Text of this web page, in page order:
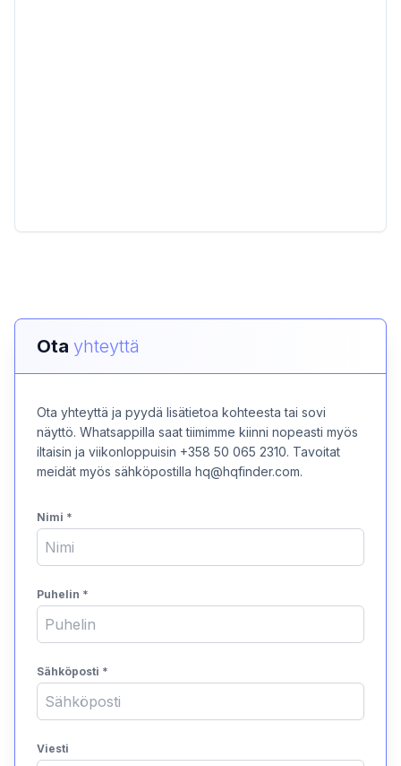
Ota yhteyttä
Ota yhteyttä ja pyydä lisätietoa kohteesta tai sovi
näyttö. Whatsappilla saat tiimimme kiinni nopeasti myös
iltaisin ja viikonloppuisin +358 50 065 2310. Tavoitat
meidät myös sähköpostilla hq@hqfinder.com.
Nimi *
Puhelin *
Sähköposti *
Viesti